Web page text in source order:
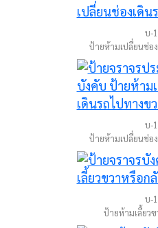
บ-
ป้ายห้ามเปลี่ยนช่อ
บ-
ป้ายห้ามเปลี่ยนช่อ
บ-
ป้ายห้ามเลี้ยว